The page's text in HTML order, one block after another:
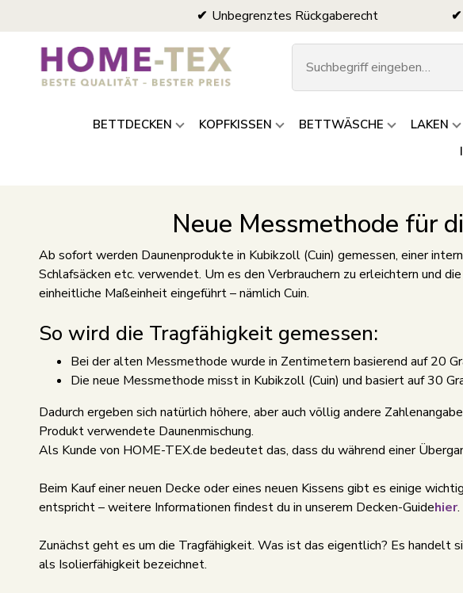
Unbegrenztes Rückgaberecht
BETTDECKEN KOPFKISSEN BETTWÄSCHE LAKEN
Neue Messmethode für
Ab sofort werden Daunenprodukte in Kubikzoll (Cuin) gemessen, einer
Schlafsäcken etc. verwendet. Um es den Verbrauchern zu erleichtern und
einheitliche Maßeinheit eingeführt – nämlich Cuin.
So wird die Tragfähigkeit gemessen:
Bei der alten Messmethode wurde in Zentimetern basierend auf 20
Die neue Messmethode misst in Kubikzoll (Cuin) und basiert auf 30
Dadurch ergeben sich natürlich höhere, aber auch völlig andere
Produkt verwendete Daunenmischung.
Als Kunde von HOME-TEX.de bedeutet das, dass du während einer
Beim Kauf einer neuen Decke oder eines neuen Kissens gibt es einige
entspricht – weitere Informationen findest du in unserem Decken-Guidehier.
Zunächst geht es um die Tragfähigkeit. Was ist das eigentlich? Es handelt
als Isolierfähigkeit bezeichnet.